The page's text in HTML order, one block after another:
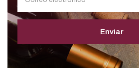
Enviar